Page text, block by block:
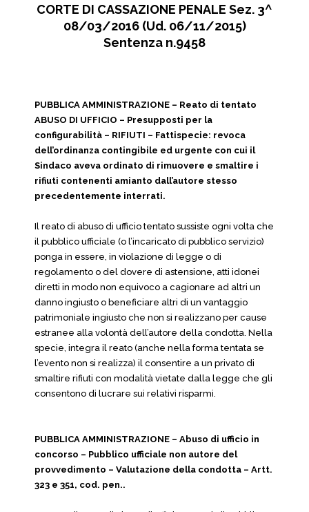
CORTE DI CASSAZIONE PENALE Sez. 3^
08/03/2016 (Ud. 06/11/2015)
Sentenza n.9458
PUBBLICA AMMINISTRAZIONE – Reato di tentato
ABUSO DI UFFICIO – Presupposti per la
configurabilità – RIFIUTI – Fattispecie: revoca
dell’ordinanza contingibile ed urgente con cui il
Sindaco aveva ordinato di rimuovere e smaltire i
rifiuti contenenti amianto dall’autore stesso
precedentemente interrati.
Il reato di abuso di ufficio tentato sussiste ogni volta che
il pubblico ufficiale (o l’incaricato di pubblico servizio)
ponga in essere, in violazione di legge o di
regolamento o del dovere di astensione, atti idonei
diretti in modo non equivoco a cagionare ad altri un
danno ingiusto o beneficiare altri di un vantaggio
patrimoniale ingiusto che non si realizzano per cause
estranee alla volontà dell’autore della condotta. Nella
specie, integra il reato (anche nella forma tentata se
l’evento non si realizza) il consentire a un privato di
smaltire rifiuti con modalità vietate dalla legge che gli
consentono di lucrare sui relativi risparmi.
PUBBLICA AMMINISTRAZIONE – Abuso di ufficio in
concorso – Pubblico ufficiale non autore del
provvedimento – Valutazione della condotta – Artt.
323 e 351, cod. pen..